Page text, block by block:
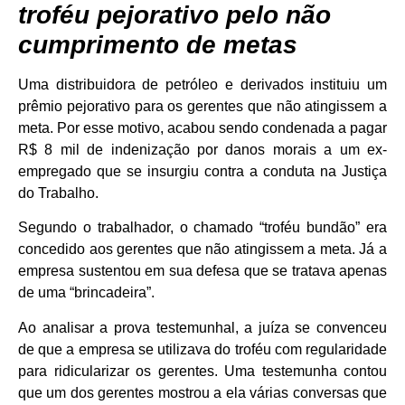
troféu pejorativo pelo não
cumprimento de metas
Uma distribuidora de petróleo e derivados instituiu um
prêmio pejorativo para os gerentes que não atingissem a
meta. Por esse motivo, acabou sendo condenada a pagar
R$ 8 mil de indenização por danos morais a um ex-
empregado que se insurgiu contra a conduta na Justiça
do Trabalho.
Segundo o trabalhador, o chamado “troféu bundão” era
concedido aos gerentes que não atingissem a meta. Já a
empresa sustentou em sua defesa que se tratava apenas
de uma “brincadeira”.
Ao analisar a prova testemunhal, a juíza se convenceu
de que a empresa se utilizava do troféu com regularidade
para ridicularizar os gerentes. Uma testemunha contou
que um dos gerentes mostrou a ela várias conversas que